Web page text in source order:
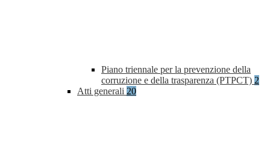
Piano triennale per la prevenzione della
corruzione e della trasparenza (PTPCT) 2
Atti generali 20